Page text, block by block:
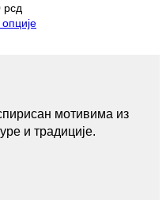
рсд
мотивима из
и традиције.